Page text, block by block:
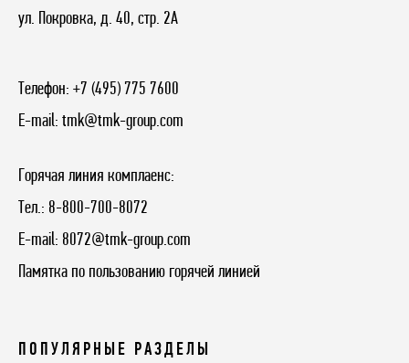
ул. Покровка, д. 40, стр. 2А
Телефон: +7 (495) 775 7600
E-mail: tmk@tmk-group.com
Горячая линия комплаенс:
Тел.: 8-800-700-8072
E-mail: 8072@tmk-group.com
Памятка по пользованию горячей линией
ПОПУЛЯРНЫЕ РАЗДЕЛЫ